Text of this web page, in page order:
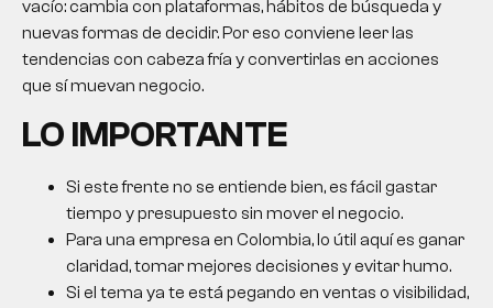
vacío: cambia con plataformas, hábitos de búsqueda y
nuevas formas de decidir. Por eso conviene leer las
tendencias con cabeza fría y convertirlas en acciones
que sí muevan negocio.
LO IMPORTANTE
Si este frente no se entiende bien, es fácil gastar
tiempo y presupuesto sin mover el negocio.
Para una empresa en Colombia, lo útil aquí es ganar
claridad, tomar mejores decisiones y evitar humo.
Si el tema ya te está pegando en ventas o visibilidad,